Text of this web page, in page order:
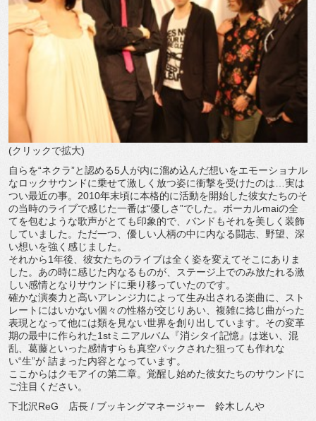
(クリックで拡大)
自らを“ネクラ”と認める5人が内に溜め込んだ想いをエモーショナル
なロックサウンドに乗せて激しく放つ姿に衝撃を受けたのは…実は
つい最近の事。2010年末頃に本格的に活動を開始した彼女たちのそ
の当時のライブで感じた一番は“優しさ”でした。ボーカルmaiの全
てを包むような歌声がとても印象的で、バンドもそれを美しく装飾
していました。ただ一つ、優しい人柄の中に内なる闘志、野望、深
い想いを強く感じました。
それから1年後、彼女たちのライブは全く姿を変えてそこにありま
した。あの時に感じた内なるものが、ステージ上でのみ放たれる激
しい感情となりサウンドに乗り移っていたのです。
確かな演奏力と高いアレンジ力によって生み出される楽曲に、スト
レートにはいかない個々の性格が交じりあい、複雑に捻じ曲がった
表現となって他には類を見ない世界を創り出しています。その変革
期の最中に作られた1stミニアルバム『消シタイ記憶』は迷い、混
乱、葛藤といった感情すらも真空パックされた狙っても作れな
い“生”が 詰まった内容となっています。
ここからはクモアイの第二章。覚醒し始めた彼女たちのサウンドに
ご注目ください。
下北沢ReG 店長 / ブッキングマネージャー 鈴木しんや